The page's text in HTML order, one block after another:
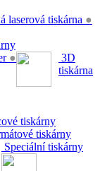
laserová tiskárna ●
●
3D
tiskárna
tiskárny
tiskárny
Speciální tiskárny